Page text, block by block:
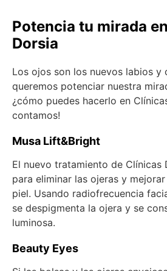
Potencia tu mirada
Dorsia
Los ojos son los nuevos labios y
queremos potenciar nuestra
¿cómo puedes hacerlo en
contamos!
Musa Lift&Bright
El nuevo tratamiento de Clínicas
para eliminar las ojeras y
piel. Usando radiofrecuencia
se despigmenta la ojera y se
luminosa.
Beauty Eyes